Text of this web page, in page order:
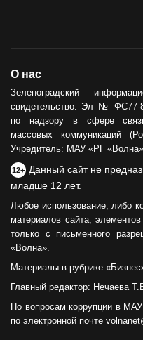
О нас
Зеленоградский
свидетельство: Эл № ФС77-
по надзору в сфере
массовых коммуникаций
Учредитель: МАУ «РГ «Волна».
12+ Данный сайт не
младше 12 лет.
Любое использование, либо
материалов сайта,
только с письменного
«Волна».
Материалы в рубрике
Главный редактор: Нечаева
По вопросам коррупции в
по электронной почте